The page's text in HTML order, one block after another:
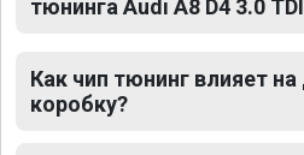
тюнинга Audi A8 D4 3.0
Как чип тюнинг влияет на
коробку?